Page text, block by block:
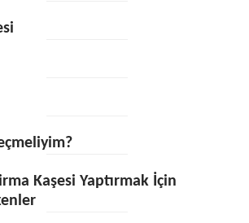
Kaşesi Yaptırmak İçin